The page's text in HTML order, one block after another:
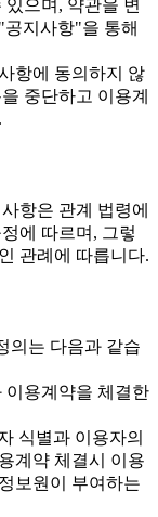
으며, 약관을 변
지사항"을 통해
항에 동의하지 않
중단하고 이용계
항은 관계 법령에
에 따르며, 그렇
관례에 따릅니다.
의는 다음과 같습
용계약을 체결한
식별과 이용자의
계약 체결시 이용
보원이 부여하는